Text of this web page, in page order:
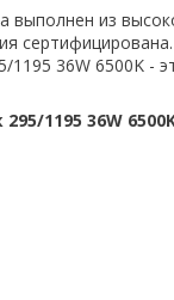
выполнен из
сертифицирована.
1195 36W 6500K -
1195 36W